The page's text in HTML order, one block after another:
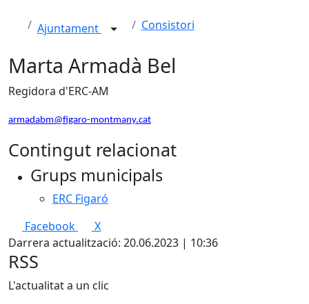
Ajuntament Consistori
Marta Armadà Bel
Regidora d'ERC-AM
armadabm@figaro-montmany.cat
Contingut relacionat
Grups municipals
ERC Figaró
Facebook
X
Darrera actualització: 20.06.2023 | 10:36
RSS
L'actualitat a un clic